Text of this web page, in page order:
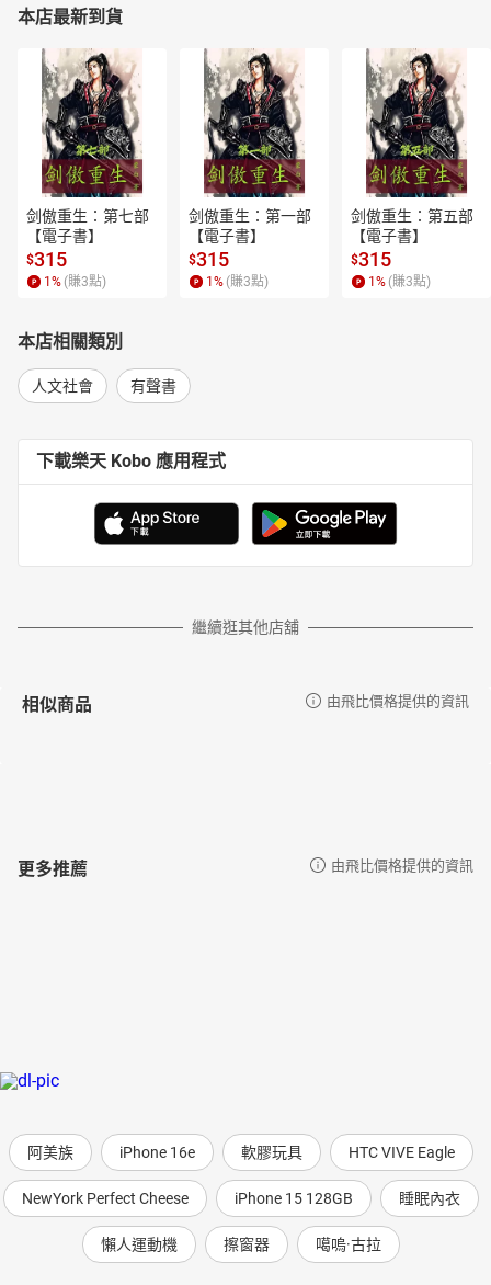
本店最新到貨
剑傲重生：第七部
【電子書】
$315
1 % (賺3點)
剑傲重生：第一部
【電子書】
$315
1 % (賺3點)
剑傲重生：第五部
【電子書】
$315
1 % (賺3點)
本店相關類別
人文社會 有聲書
下載樂天 Kobo 應用程式
繼續逛其他店舖
相似商品 由飛比價格提供的資訊
更多推薦 由飛比價格提供的資訊
阿美族 iPhone 16e 軟膠玩具 HTC VIVE Eagle
NewYork Perfect Cheese iPhone 15 128GB 睡眠內衣
懶人運動機 擦窗器 噶嗚·古拉